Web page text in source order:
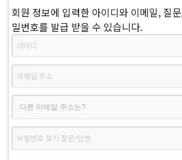
회원 정보에 입력한 아이디와 이메일, 질
밀번호를 발급 받을 수 있습니다.